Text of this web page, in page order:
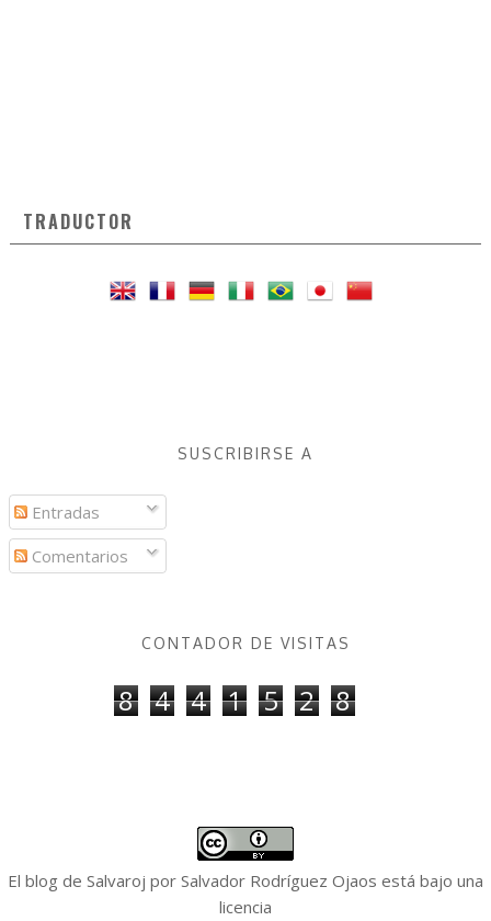
TRADUCTOR
SUSCRIBIRSE A
Entradas
Comentarios
CONTADOR DE VISITAS
8 4 4 1 5 2 8
El blog de Salvaroj por Salvador Rodríguez Ojaos está bajo una
licencia